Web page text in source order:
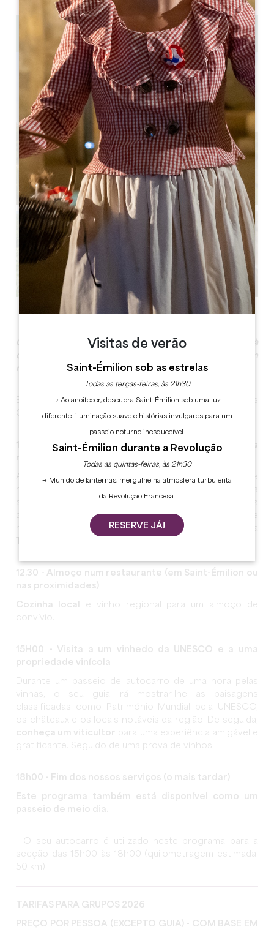
Ver todas as fotos
O programa ideal para grupos, incluindo uma visita à
cidade medieval e às vinhas e um almoço num
restaurante.
Encontro à chegada no Posto de Turismo, Place des
Créneaux em Saint-Émilion.
10H00 - Visita da cidade: Saint-Émilion e os seus
monumentos subterrâneos
Acompanhe o seu guia numa visita de uma hora e
meia
Saint-Emilion. Descubra
até aos nossos dias, através de um miradouro e de
monumentos subterrâneos como a ermida, a capela da
12.30 - Almoço num restaurante (em Saint-Émilion ou
nas proximidades)
Cozinha local
e vinho regional para um almoço de
convívio.
15H00 - Visita a um vinhedo da UNESCO e a uma
propriedade vinícola
Durante um passeio de autocarro de uma hora pelas
vinhas, o seu guia irá mostrar-lhe as paisagens
classificadas como Património Mundial pela UNESCO,
os châteaux e os locais notáveis da região. De seguida,
conheça um viticultor para uma experiência amigável e
gratificante. Seguido de uma prova de vinhos.
18h00 - Fim dos nossos serviços (o mais tardar)
Este programa também está disponível como um
passeio de meio dia.
- O seu autocarro é utilizado neste programa para a
secção das 15h00 às 18h00 (quilometragem estimada:
50 km).
TARIFAS PARA GRUPOS 2026
PREÇO POR PESSOA (EXCEPTO GUIA) - COM BASE EM
Journée
Visitas de verão
Saint-Émilion sob as estrelas
Todas as terças-feiras, às 21h30
→ Ao anoitecer, descubra Saint-Émilion sob uma luz
diferente: iluminação suave e histórias invulgares para um
passeio noturno inesquecível.
Saint-Émilion durante a Revolução
Todas as quintas-feiras, às 21h30
→ Munido de lanternas, mergulhe na atmosfera turbulenta
da Revolução Francesa.
RESERVE JÁ!